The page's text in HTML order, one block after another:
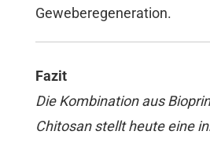
Geweberegeneration.
Fazit
Die Kombination aus
Chitosan stellt heute eine